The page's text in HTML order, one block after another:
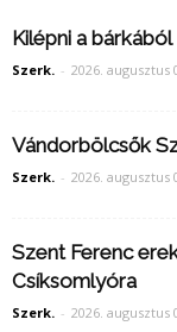
Kilépni a bárkából
Szerk. - 2026. augusztus
Vándorbölcsők
Szerk. - 2026. augusztus
Szent Ferenc
Csíksomlyóra
Szerk. - 2026. augusztus